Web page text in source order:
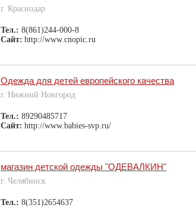
г. Краснодар
Тел.: 8(861)244-000-8
Сайт: http://www.cnopic.ru
Одежда для детей европейского качества
г. Нижний Новгород
Тел.: 89290485717
Сайт: http://www.babies-svp.ru/
магазин детской одежды "ОДЕВАЛКИН"
г. Челябинск
Тел.: 8(351)2654637